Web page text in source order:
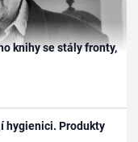
knihy se stály fronty,
hygienici. Produkty